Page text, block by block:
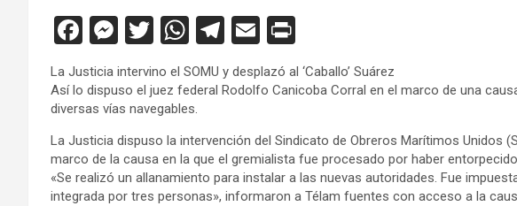
F
a
ce
b
o
o
M
es
se
n
g
er
T
wi
tt
er
W
h
at
s
A
p
T
el
e
a
m
E
m
ail
in
tF
e
n
La Justicia intervino el SOMU y desplazó al ‘Caballo’ Suárez
Así lo dispuso el juez federal Rodolfo Canicoba Corral en el marco de una
diversas vías navegables.
La Justicia dispuso la intervención del Sindicato de Obreros Marítimos Unidos
marco de la causa en la que el gremialista fue procesado por haber
«Se realizó un allanamiento para instalar a las nuevas autoridades. Fue
integrada por tres personas», informaron a Télam fuentes con acceso a la